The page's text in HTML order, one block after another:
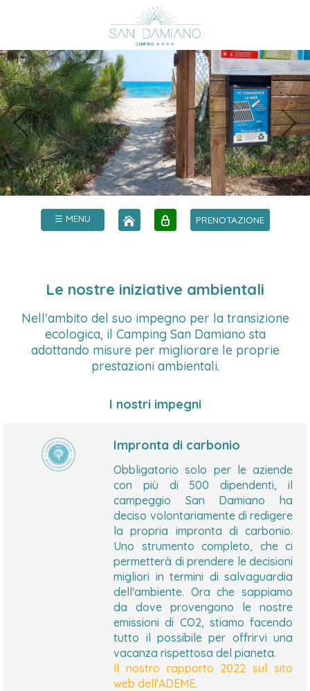
☰ MENU PRENOTAZIONE
Le nostre iniziative ambientali
Nell'ambito del suo impegno per la transizione
ecologica, il Camping San Damiano sta
adottando misure per migliorare le proprie
prestazioni ambientali.
I nostri impegni
Impronta di carbonio
Obbligatorio solo per le aziende
con più di 500 dipendenti, il
campeggio San Damiano ha
deciso volontariamente di redigere
la propria impronta di carbonio.
Uno strumento completo, che ci
permetterà di prendere le decisioni
migliori in termini di salvaguardia
dell'ambiente. Ora che sappiamo
da dove provengono le nostre
emissioni di CO2, stiamo facendo
tutto il possibile per offrirvi una
vacanza rispettosa del pianeta.
Il nostro rapporto 2022 sul sito
web dell'ADEME.